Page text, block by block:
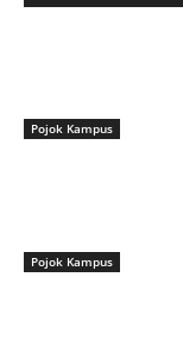
Pojok Kampus
Pojok Kampus